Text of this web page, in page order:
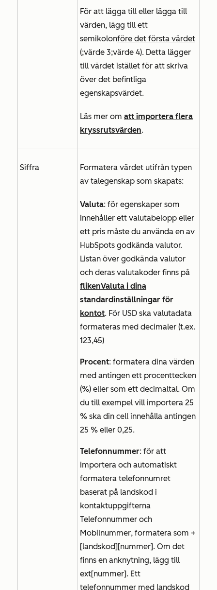
För att lägga till eller lägga till
värden, lägg till ett
semikolonföre det första värdet
(;värde 3;värde 4). Detta lägger
till värdet istället för att skriva
över det befintliga
egenskapsvärdet.
Läs mer om att importera flera
kryssrutsvärden.
Siffra
Formatera värdet utifrån typen
av talegenskap som skapats:
Valuta: för egenskaper som
innehåller ett valutabelopp eller
ett pris måste du använda en av
HubSpots godkända valutor.
Listan över godkända valutor
och deras valutakoder finns på
flikenValuta i dina
standardinställningar för
kontot. För USD ska valutadata
formateras med decimaler (t.ex.
123,45)
Procent: formatera dina värden
med antingen ett procenttecken
(%) eller som ett decimaltal. Om
du till exempel vill importera 25
% ska din cell innehålla antingen
25 % eller 0,25.
Telefonnummer: för att
importera och automatiskt
formatera telefonnumret
baserat på landskod i
kontaktuppgifterna
Telefonnummer och
Mobilnummer, formatera som +
[landskod][nummer]. Om det
finns en anknytning, lägg till
ext[nummer]. Ett
telefonnummer med landskod